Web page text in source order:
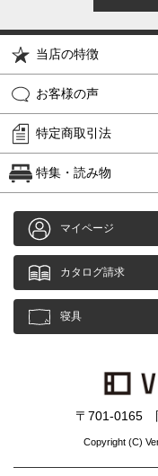
当店の特徴
お客様の声
特定商取引法
特集・読み物
マイページ
カタログ請求
寝具
〒701-0165
Copyright (C)